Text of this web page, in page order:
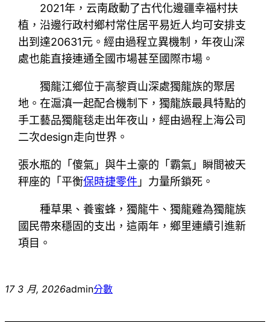
2021年，云南啟動了古代化邊疆幸福村扶
植，沿邊行政村鄉村常住居平易近人均可安排支
出到達20631元。經由過程立異機制，年夜山深
處也能直接連通全國市場甚至國際市場。
獨龍江鄉位于高黎貢山深處獨龍族的聚居
地。在滬滇一起配合機制下，獨龍族最具特點的
手工藝品獨龍毯走出年夜山，經由過程上海公司
二次design走向世界。
張水瓶的「傻氣」與牛土豪的「霸氣」瞬間被天
秤座的「平衡保時捷零件 」力量所鎖死。
種草果、養蜜蜂，獨龍牛、獨龍雞為獨龍族
國民帶來穩固的支出，這兩年，鄉里連續引進新
項目。
17 3 月, 2026admin分數